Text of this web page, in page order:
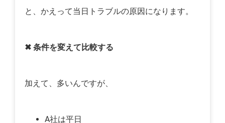
と、かえって当日トラブルの原因になります。
✖ 条件を変えて比較する
加えて、多いんですが、
A社は平日